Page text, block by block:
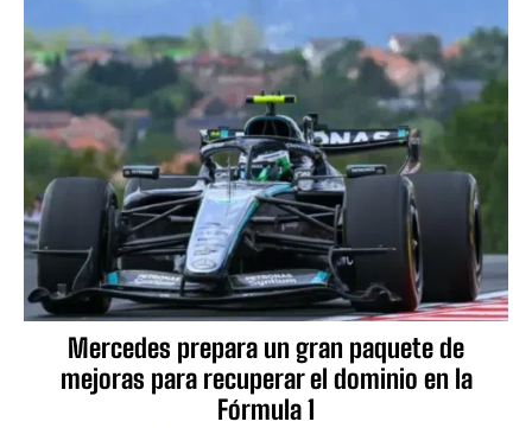
Mercedes prepara un gran paquete de
mejoras para recuperar el dominio en la
Fórmula 1